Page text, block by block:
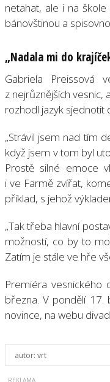
netahat, ale i na
bánovštinou a
„Nadala mi do
Gabriela Preissová
z nejrůznějších
rozhodl jazyk sjednotit
„Strávil jsem nad tím
když jsem v tom byl
Prostě silné emoce
i ve Farmě zvířat,
příklad, s jehož
„Tak třeba hlavní
možností, co by to
Zatím je stále ve hře
Premiéra
března. V pondělí 17.
novince, na webu
autor: vrt